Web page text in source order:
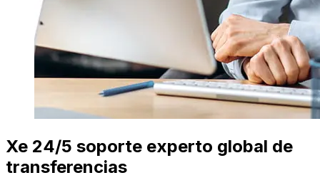
Xe 24/5 soporte experto global de
transferencias